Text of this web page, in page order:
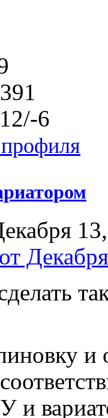
6
и
и